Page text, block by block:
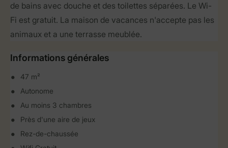
de bains avec douche et des toilettes séparées. Le Wi-
Fi est gratuit. La maison de vacances n'accepte pas les
animaux et a une terrasse meublée.
Informations générales
47 m²
Autonome
Au moins 3 chambres
Près d'une aire de jeux
Rez-de-chaussée